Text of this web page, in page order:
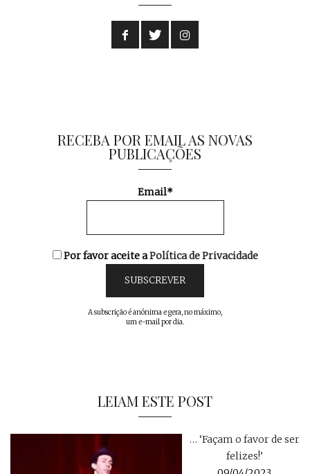
RECEBA POR EMAIL AS NOVAS
PUBLICAÇÕES
Email*
Por favor aceite aPolítica de Privacidade
A subscrição é anónima e gera, no máximo,
um e-mail por dia.
LEIAM ESTE POST
… ‘Façam o favor de ser
felizes!’